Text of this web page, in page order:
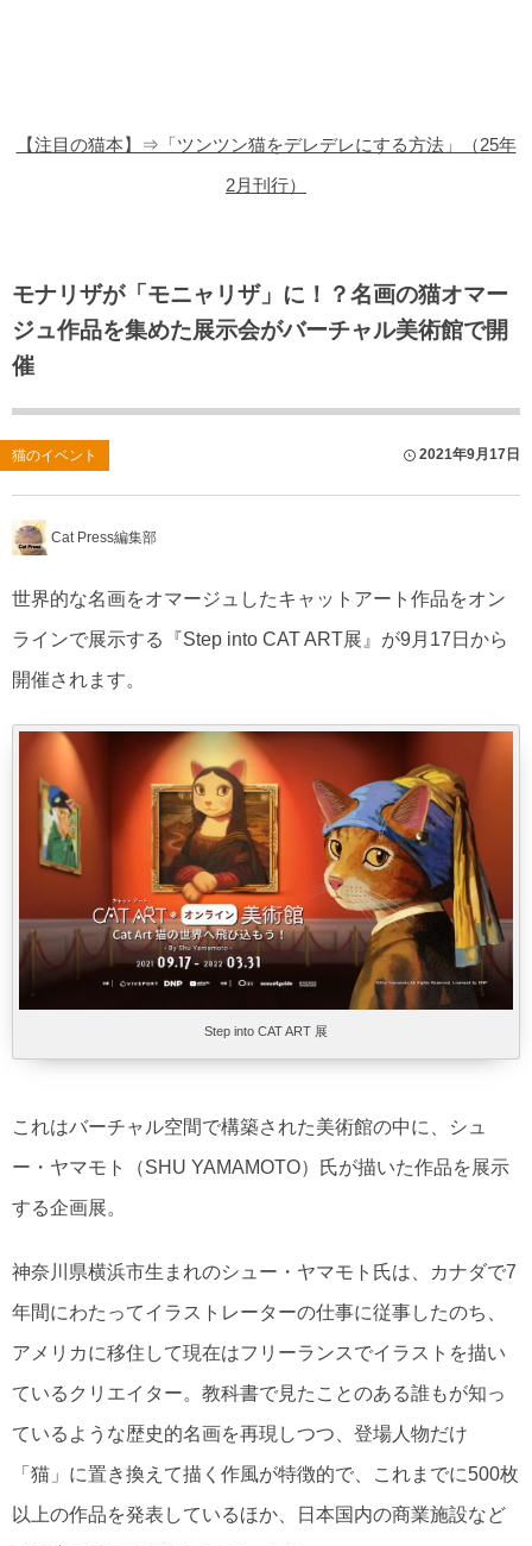
【注目の猫本】⇒「ツンツン猫をデレデレにする方法」（25年
2月刊行）
モナリザが「モニャリザ」に！？名画の猫オマー
ジュ作品を集めた展示会がバーチャル美術館で開
催
猫のイベント 2021年9月17日
Cat Press編集部
世界的な名画をオマージュしたキャットアート作品をオン
ラインで展示する『Step into CAT ART展』が9月17日から
開催されます。
Step into CAT ART 展
これはバーチャル空間で構築された美術館の中に、シュ
ー・ヤマモト（SHU YAMAMOTO）氏が描いた作品を展示
する企画展。
神奈川県横浜市生まれのシュー・ヤマモト氏は、カナダで7
年間にわたってイラストレーターの仕事に従事したのち、
アメリカに移住して現在はフリーランスでイラストを描い
ているクリエイター。教科書で見たことのある誰もが知っ
ているような歴史的名画を再現しつつ、登場人物だけ
「猫」に置き換えて描く作風が特徴的で、これまでに500枚
以上の作品を発表しているほか、日本国内の商業施設など
猫のゲーム・アプリ
猫のフリー写真素材